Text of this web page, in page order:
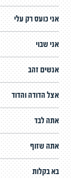
אני כועס רק עלי
אני שבוי
אנשים זהב
אצל הדודה והדוד
אתה לבד
אתה שזוף
בא בקלות